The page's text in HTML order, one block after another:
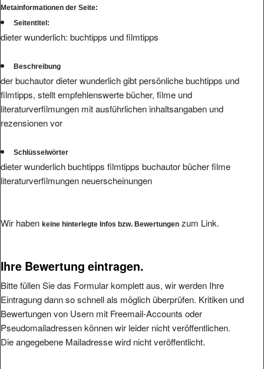
Metainformationen der Seite:
Seitentitel:
dieter wunderlich: buchtipps und filmtipps
Beschreibung
der buchautor dieter wunderlich gibt persönliche buchtipps und
filmtipps, stellt empfehlenswerte bücher, filme und
literaturverfilmungen mit ausführlichen inhaltsangaben und
rezensionen vor
Schlüsselwörter
dieter wunderlich buchtipps filmtipps buchautor bücher filme
literaturverfilmungen neuerscheinungen
Wir haben keine hinterlegte Infos bzw. Bewertungen zum Link.
Ihre Bewertung eintragen.
Bitte füllen Sie das Formular komplett aus, wir werden Ihre
Eintragung dann so schnell als möglich überprüfen. Kritiken und
Bewertungen von Usern mit Freemail-Accounts oder
Pseudomailadressen können wir leider nicht veröffentlichen.
Die angegebene Mailadresse wird nicht veröffentlicht.